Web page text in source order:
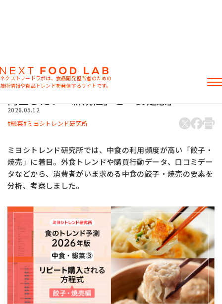
MIYOSHI MIRAI PLATFORM
ネクストフードラボは、食品開発担当者のための
技術情報や食品トレンドを発信するサイトです。
おすすめキーワード
ラード不足植物性ミルク 食感改良
お問い合わせ
記事
製品情報
ミヨシ油脂の強み
食のトレンド予測2026年版ー中食・総菜③
ー 餃子・焼売編 「進化系」で市場拡張、
両立したい「新規性」と「安定感」
2026.05.12
総菜 ミヨシトレンド研究所
ミヨシトレンド研究所では、中食の利用頻度が高い「餃子・
焼売」に着目。外食トレンドや購買行動データ、口コミデー
タなどから、消費者がいま求める中食の餃子・焼売の要素を
分析、考察しました。